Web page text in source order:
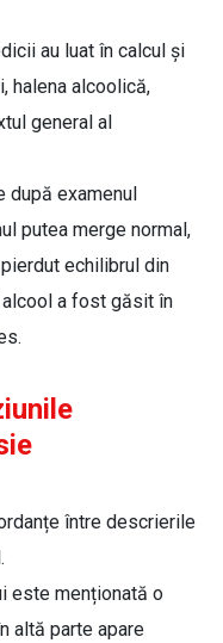
au luat în calcul și
halena alcoolică,
general al
după examenul
putea merge normal,
echilibrul din
alcool a fost găsit în
între descrierile
este menționată o
altă parte apare